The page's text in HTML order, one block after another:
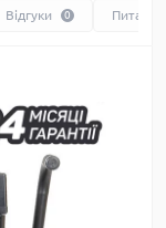
Відгуки 0 Питання